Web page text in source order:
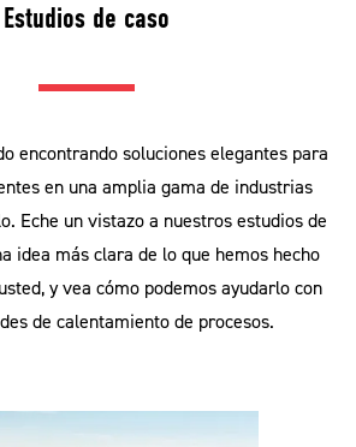
Estudios de caso
encontrando soluciones elegantes para
en una amplia gama de industrias
Eche un vistazo a nuestros estudios de
idea más clara de lo que hemos hecho
y vea cómo podemos ayudarlo con
de calentamiento de procesos.